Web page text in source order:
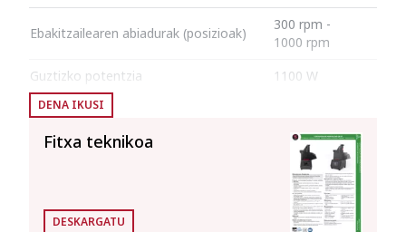
Ebakitzailearen abiadurak (posizioak)
300 rpm -
1000 rpm
Guztizko potentzia
1100 W
378 mm
309 mm
Altuera
533 mm
DENA IKUSI
Fitxa teknikoa
DESKARGATU